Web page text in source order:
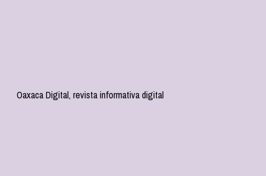
Oaxaca Digital, revista informativa digital